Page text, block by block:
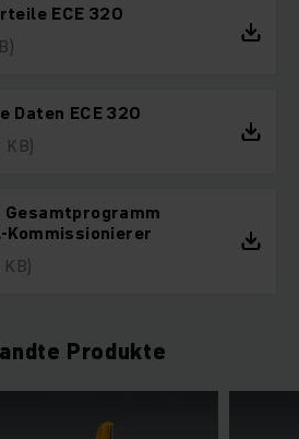
ECE 320
Daten ECE 320
KB)
Kommissionierer
Produkte